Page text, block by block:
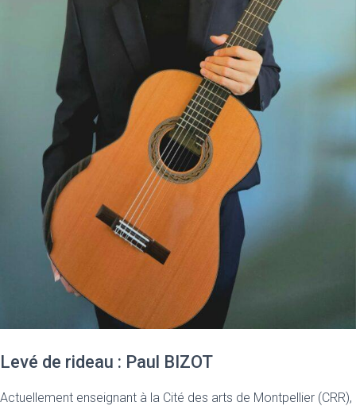
Levé de rideau : Paul BIZOT
Actuellement enseignant à la Cité des arts de Montpellier (CRR),